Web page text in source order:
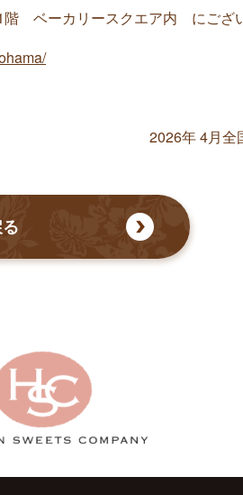
ベーカリースクエア内 にござ
2026年 4月全